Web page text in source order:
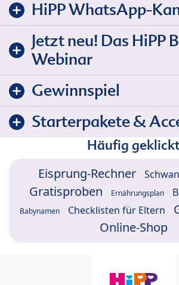
HiPP WhatsApp-
Jetzt neu! Das HiPP
Webinar
Gewinnspiel
Starterpakete &
Häufig
Eisprung-Rechner
Gratisproben Ernährungsplan
Babynamen Checklisten für Eltern
Online-Shop